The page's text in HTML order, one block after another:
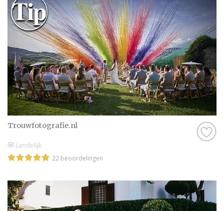
Trouwfotografie.nl
Landelijk
22 beoordelingen